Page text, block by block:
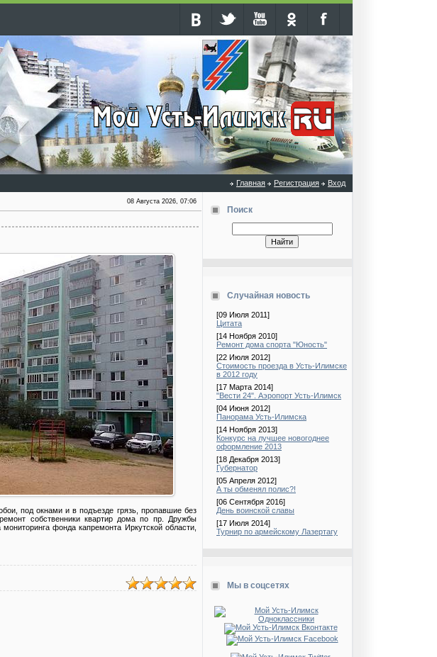
Главная Регистрация Вход
08 Августа 2026, 07:06
под окнами и в подъезде грязь, пропавшие без
собственники квартир дома по пр. Дружбы
фонда капремонта Иркутской области,
Поиск
Случайная новость
[09 Июля 2011]
Цитата
[14 Ноября 2010]
Ремонт дома спорта "Юность"
[22 Июля 2012]
Стоимость проезда в Усть-Илимске
в 2012 году
[17 Марта 2014]
"Вести 24". Аэропорт Усть-Илимск
[04 Июня 2012]
Панорама Усть-Илимска
[14 Ноября 2013]
Конкурс на лучшее новогоднее
оформление 2013
[18 Декабря 2013]
Губернатор
[05 Апреля 2012]
А ты обменял полис?!
[06 Сентября 2016]
День воинской славы
[17 Июля 2014]
Турнир по армейскому Лазертагу
Мы в соцсетях